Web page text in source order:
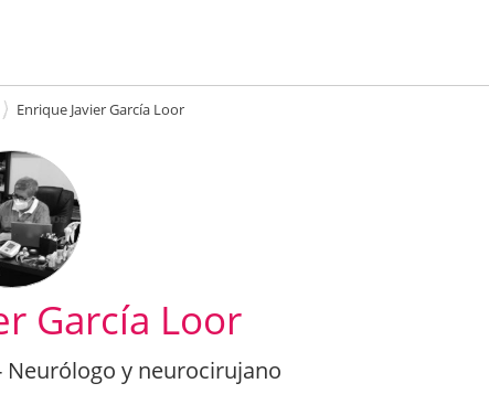
Enrique Javier García Loor
García Loor
y neurocirujano